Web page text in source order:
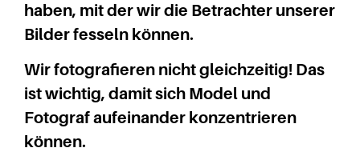
haben, mit der wir die Betrachter unserer
Bilder fesseln können.
Wir fotografieren nicht gleichzeitig! Das
ist wichtig, damit sich Model und
Fotograf aufeinander konzentrieren
können.